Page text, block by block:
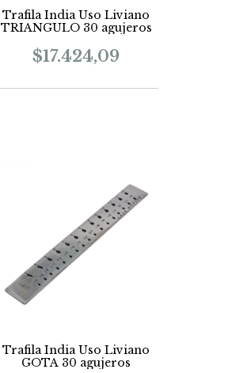
Trafila India Uso Liviano
TRIANGULO 30 agujeros
$17.424,09
Trafila India Uso Liviano
GOTA 30 agujeros